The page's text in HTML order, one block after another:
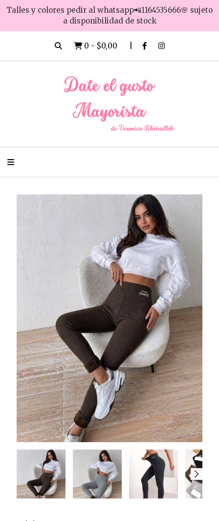
Talles y colores pedir al whatsapp📲1164535666🌸 sujeto
a disponibilidad de stock
0 - $0,00